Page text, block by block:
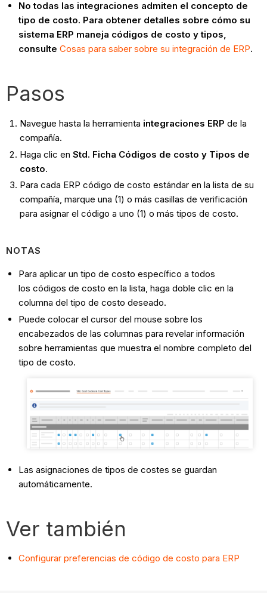
No todas las integraciones admiten el concepto de
tipo de costo. Para obtener detalles sobre cómo su
sistema ERP maneja códigos de costo y tipos,
consulteCosas para saber sobre su integración de ERP.
Pasos
Navegue hasta la herramienta integraciones ERP de la
compañía.
Haga clic en Std. Ficha Códigos de costo y Tipos de
costo.
Para cada ERP código de costo estándar en la lista de su
compañía, marque una (1) o más casillas de verificación
para asignar el código a uno (1) o más tipos de costo.
NOTAS
Para aplicar un tipo de costo específico a todos
los códigos de costo en la lista, haga doble clic en la
columna del tipo de costo deseado.
Puede colocar el cursor del mouse sobre los
encabezados de las columnas para revelar información
sobre herramientas que muestra el nombre completo del
tipo de costo.
Las asignaciones de tipos de costes se guardan
automáticamente.
Ver también
Configurar preferencias de código de costo para ERP